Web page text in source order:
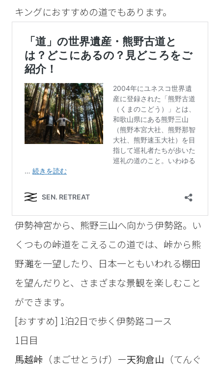
キングにおすすめの道でもあります。
伊勢神宮から、熊野三山へ向かう伊勢路。い
くつもの峠道をこえるこの道では、峠から熊
野灘を一望したり、日本一ともいわれる棚田
を望んだりと、さまざまな景観を楽しむこと
ができます。
[おすすめ] 1泊2日で歩く伊勢路コース
1日目
馬越峠（まごせとうげ）ー天狗倉山 （てんぐ